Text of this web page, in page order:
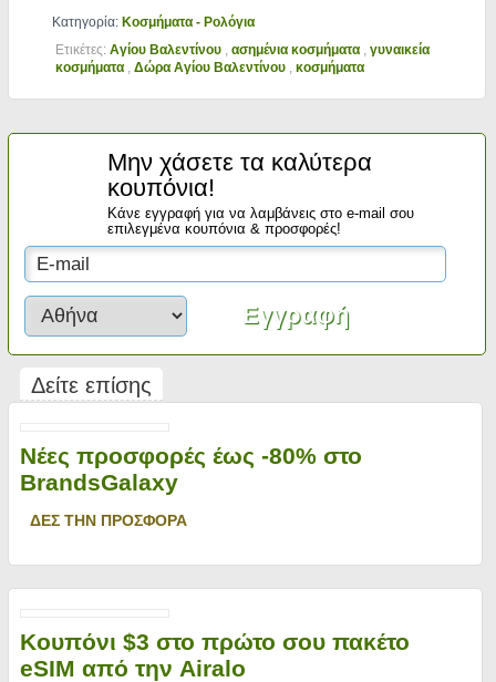
Κατηγορία: Κοσμήματα - Ρολόγια
Ετικέτες: Αγίου Βαλεντίνου, ασημένια κοσμήματα, γυναικεία
κοσμήματα, Δώρα Αγίου Βαλεντίνου, κοσμήματα
Μην χάσετε τα καλύτερα
κουπόνια!
Κάνε εγγραφή για να λαμβάνεις στο e-mail σου
επιλεγμένα κουπόνια & προσφορές!
Δείτε επίσης
Νέες προσφορές έως -80% στο
BrandsGalaxy
ΔΕΣ ΤΗΝ ΠΡΟΣΦΟΡΑ
Κουπόνι $3 στο πρώτο σου πακέτο
eSIM από την Airalo